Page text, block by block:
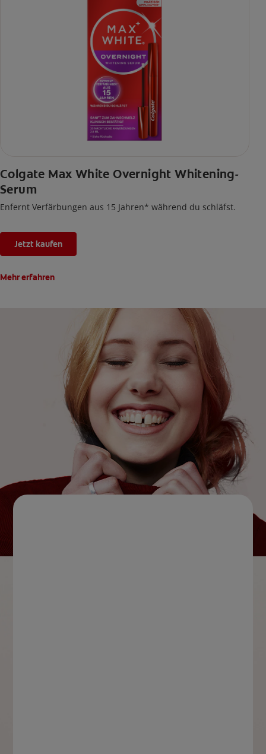
Colgate Max White Overnight Whitening-
Serum
Enfernt Verfärbungen aus 15 Jahren* während du schläfst.
Jetzt kaufen
Mehr erfahren